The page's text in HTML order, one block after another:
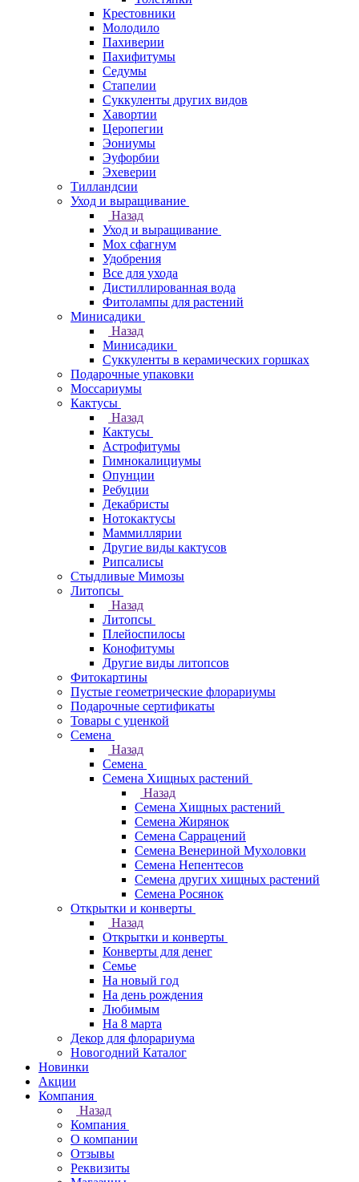
Крестовники
Молодило
Пахиверии
Пахифитумы
Седумы
Стапелии
Суккуленты других видов
Хавортии
Церопегии
Эониумы
Эуфорбии
Эхеверии
Тилландсии
Уход и выращивание
Назад
Уход и выращивание
Мох сфагнум
Удобрения
Все для ухода
Дистиллированная вода
Фитолампы для растений
Минисадики
Назад
Минисадики
Суккуленты в керамических горшках
Подарочные упаковки
Моссариумы
Кактусы
Назад
Кактусы
Астрофитумы
Гимнокалициумы
Опунции
Ребуции
Декабристы
Нотокактусы
Маммиллярии
Другие виды кактусов
Рипсалисы
Стыдливые Мимозы
Литопсы
Назад
Литопсы
Плейоспилосы
Конофитумы
Другие виды литопсов
Фитокартины
Пустые геометрические флорариумы
Подарочные сертификаты
Товары с уценкой
Семена
Назад
Семена
Семена Хищных растений
Назад
Семена Хищных растений
Семена Жирянок
Семена Саррацений
Семена Венериной Мухоловки
Семена Непентесов
Семена других хищных растений
Семена Росянок
Открытки и конверты
Назад
Открытки и конверты
Конверты для денег
Семье
На новый год
На день рождения
Любимым
На 8 марта
Декор для флорариума
Новогодний Каталог
Новинки
Акции
Компания
Назад
Компания
О компании
Отзывы
Реквизиты